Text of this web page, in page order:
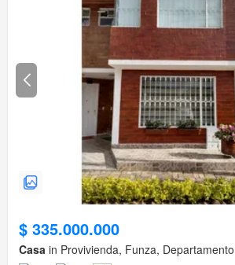
$ 335.000.000
Casa in Provivienda, Funza,